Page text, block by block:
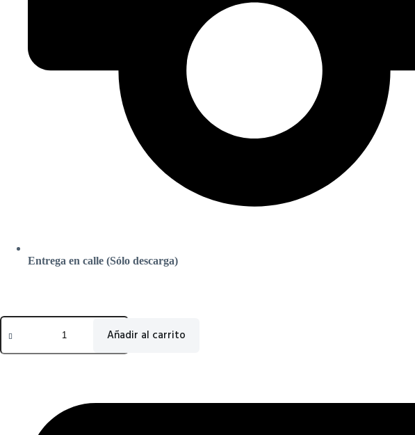
Entrega en calle (Sólo descarga)
Horno
Eléctrico
Pizza
Añadir al carrito